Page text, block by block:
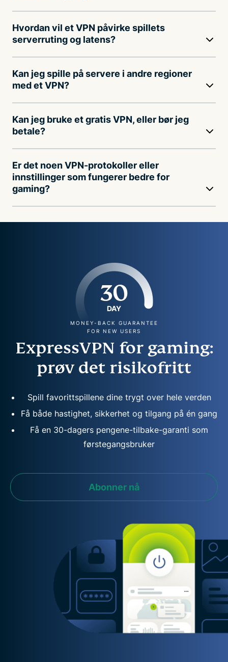
Hvordan vil et VPN påvirke spillets
serverruting og latens?
Kan jeg spille på servere i andre regioner
med et VPN?
Kan jeg bruke et gratis VPN, eller bør jeg
betale?
Er det noen VPN-protokoller eller
innstillinger som fungerer bedre for
gaming?
30
DAY
MONEY-BACK GUARANTEE
FOR NEW USERS
ExpressVPN for gaming:
prøv det risikofritt
Spill favorittspillene dine trygt over hele verden
Få både hastighet, sikkerhet og tilgang på én gang
Få en 30-dagers pengene-tilbake-garanti som
førstegangsbruker
Abonner nå